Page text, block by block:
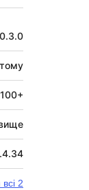
0.3.0
тому
100+
2